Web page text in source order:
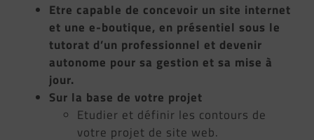
Etre capable de concevoir un site internet
et une e-boutique, en présentiel sous le
tutorat d’un professionnel et devenir
autonome pour sa gestion et sa mise à
jour.
Sur la base de votre projet
Etudier et définir les contours de
votre projet de site web.